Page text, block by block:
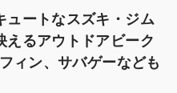
ュートなスズキ・ジム
えるアウトドアビーク
ィン、サバゲーなども